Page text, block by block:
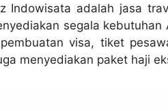
Indowisata adalah jasa
segala
visa, tiket
menyediakan paket haji